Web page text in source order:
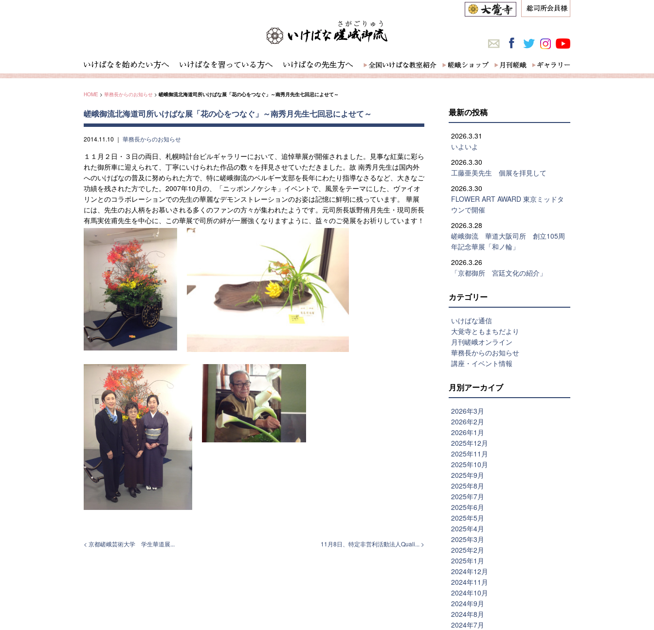
HOME > 華務長からのお知らせ > 嵯峨御流北海道司所いけばな展「花の心をつなぐ」～南秀月先生七回忌によせて～
嵯峨御流北海道司所いけばな展「花の心をつなぐ」～南秀月先生七回忌によせて～
2014.11.10 ｜ 華務長からのお知らせ
１１月２日・３日の両日、札幌時計台ビルギャラリーにおいて、追悼華展が開催されました。見事な紅葉に彩ら
れた御所車に迎えられて、丁寧にいけられた作品の数々を拝見させていただきました。故 南秀月先生は国内外
へのいけばなの普及に努められた方で、特に嵯峨御流のベルギー支部を長年にわたり指導なさるなど、大きなご
功績を残された方でした。2007年10月の、「ニッポンノケシキ」イベントで、風景をテーマにした、ヴァイオ
リンとのコラボレーションでの先生の華麗なデモンストレーションのお姿は記憶に鮮明に残っています。 華展
には、先生のお人柄をお慕いされる多くのファンの方々が集われたようです。元司所長坂野侑月先生・現司所長
有馬実佐甫先生を中心に、この華展で司所の絆が一層強くなりますように、益々のご発展をお祈りしています！
< 京都嵯峨芸術大学 学生華道展... 11月8日、特定非営利活動法人Quali... >
最新の投稿
2026.3.31
いよいよ
2026.3.30
工藤亜美先生 個展を拝見して
2026.3.30
FLOWER ART AWARD 東京ミッドタ
ウンで開催
2026.3.28
嵯峨御流 華道大阪司所 創立105周
年記念華展「和ノ輪」
2026.3.26
「京都御所 宮廷文化の紹介」
カテゴリー
いけばな通信
大覚寺ともまちだより
月刊嵯峨オンライン
華務長からのお知らせ
講座・イベント情報
月別アーカイブ
2026年3月
2026年2月
2026年1月
2025年12月
2025年11月
2025年10月
2025年9月
2025年8月
2025年7月
2025年6月
2025年5月
2025年4月
2025年3月
2025年2月
2025年1月
2024年12月
2024年11月
2024年10月
2024年9月
2024年8月
2024年7月